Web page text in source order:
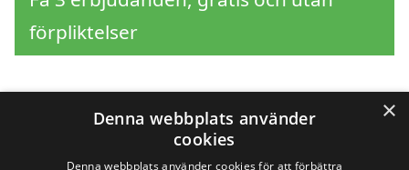
förpliktelser
Sök efter en
×
Denna webbplats använder
cookies
Denna webbplats använder cookies för att förbättra